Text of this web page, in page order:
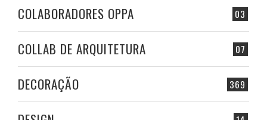
03
COLABORADORES OPPA
07
COLLAB DE ARQUITETURA
369
DECORAÇÃO